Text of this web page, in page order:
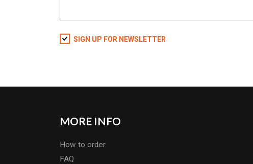
SIGN UP FOR NEWSLETTER
MORE INFO
How to order
FAQ